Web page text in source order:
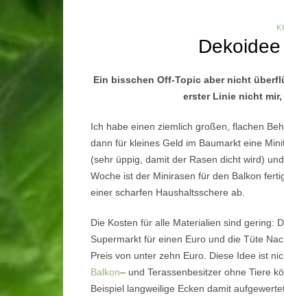
Ein bisschen Off-Topic aber nicht
erster Linie nicht
Ich habe einen ziemlich großen, flachen
dann für kleines Geld im Baumarkt eine
(sehr üppig, damit der Rasen dicht wird)
Woche ist der Minirasen für den Balkon
einer scharfen Haushaltsschere ab.
Die Kosten für alle Materialien sind gering:
Supermarkt für einen Euro und die Tüte
Preis von unter zehn Euro. Diese Idee ist
Balkon– und Terassenbesitzer ohne Tiere
Beispiel langweilige Ecken damit